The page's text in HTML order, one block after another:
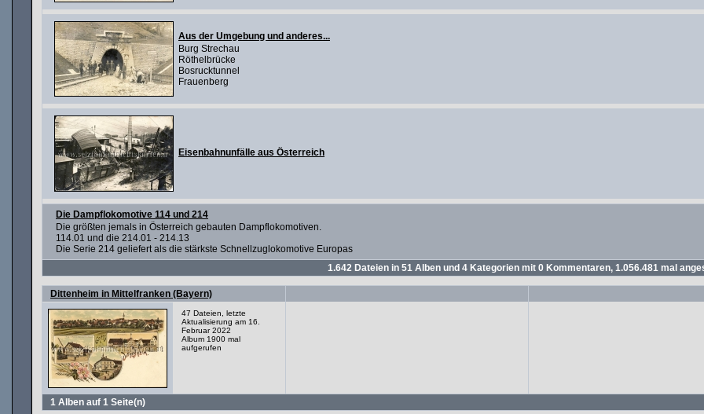
Aus der Umgebung und anderes...
Burg Strechau
Röthelbrücke
Bosrucktunnel
Frauenberg
Eisenbahnunfälle aus Österreich
Die Dampflokomotive 114 und 214
Die größten jemals in Österreich gebauten Dampflokomotiven.
114.01 und die 214.01 - 214.13
Die Serie 214 geliefert als die stärkste Schnellzuglokomotive Europas
1.642Dateien in 51Alben und 4Kategorien mit 0Kommentaren, 1.056.481mal
Dittenheim in Mittelfranken (Bayern)
47 Dateien, letzte
Aktualisierung am 16.
Februar 2022
Album 1900 mal
aufgerufen
1 Alben auf 1 Seite(n)